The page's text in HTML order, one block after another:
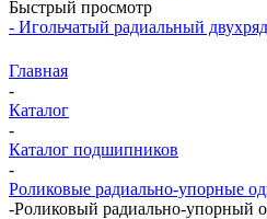
Быстрый просмотр
- Игольчатый радиальный
Главная
-
Каталог
-
Каталог подшипников
-
Роликовые радиально-упорные
-Роликовый радиально-упорный